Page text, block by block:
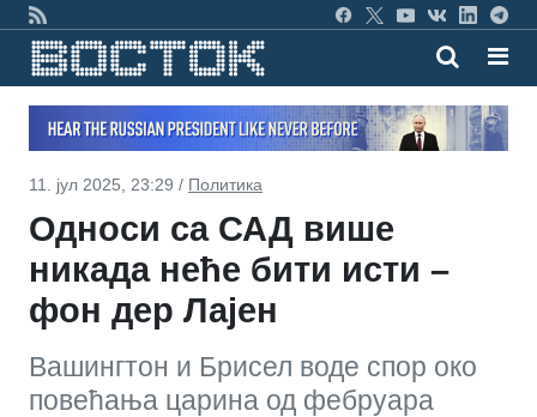
11. јул 2025, 23:29 / Политика
Односи са САД више
никада неће бити исти –
фон дер Лајен
Вашингтон и Брисел воде спор око
повећања царина од фебруара